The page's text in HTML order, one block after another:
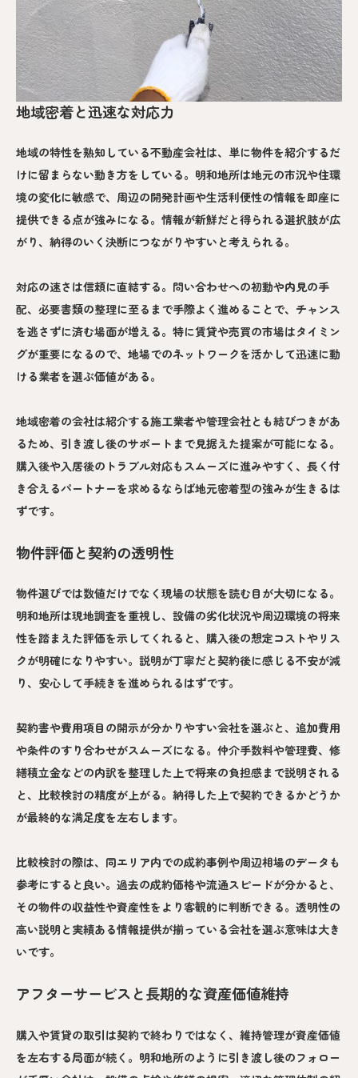
地域密着と迅速な対応力
地域の特性を熟知している不動産会社は、単に物件を紹介するだ
けに留まらない動き方をしている。明和地所は地元の市況や住環
境の変化に敏感で、周辺の開発計画や生活利便性の情報を即座に
提供できる点が強みになる。情報が新鮮だと得られる選択肢が広
がり、納得のいく決断につながりやすいと考えられる。
対応の速さは信頼に直結する。問い合わせへの初動や内見の手
配、必要書類の整理に至るまで手際よく進めることで、チャンス
を逃さずに済む場面が増える。特に賃貸や売買の市場はタイミン
グが重要になるので、地場でのネットワークを活かして迅速に動
ける業者を選ぶ価値がある。
地域密着の会社は紹介する施工業者や管理会社とも結びつきがあ
るため、引き渡し後のサポートまで見据えた提案が可能になる。
購入後や入居後のトラブル対応もスムーズに進みやすく、長く付
き合えるパートナーを求めるならば地元密着型の強みが生きるは
ずです。
物件評価と契約の透明性
物件選びでは数値だけでなく現場の状態を読む目が大切になる。
明和地所は現地調査を重視し、設備の劣化状況や周辺環境の将来
性を踏まえた評価を示してくれると、購入後の想定コストやリス
クが明確になりやすい。説明が丁寧だと契約後に感じる不安が減
り、安心して手続きを進められるはずです。
契約書や費用項目の開示が分かりやすい会社を選ぶと、追加費用
や条件のすり合わせがスムーズになる。仲介手数料や管理費、修
繕積立金などの内訳を整理した上で将来の負担感まで説明される
と、比較検討の精度が上がる。納得した上で契約できるかどうか
が最終的な満足度を左右します。
比較検討の際は、同エリア内での成約事例や周辺相場のデータも
参考にすると良い。過去の成約価格や流通スピードが分かると、
その物件の収益性や資産性をより客観的に判断できる。透明性の
高い説明と実績ある情報提供が揃っている会社を選ぶ意味は大き
いです。
アフターサービスと長期的な資産価値維持
購入や賃貸の取引は契約で終わりではなく、維持管理が資産価値
を左右する局面が続く。明和地所のように引き渡し後のフォロー